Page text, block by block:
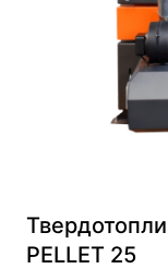
PELLET 25